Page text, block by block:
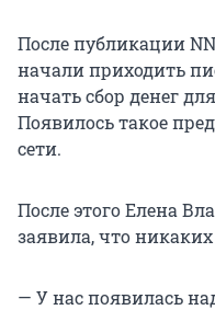
После публикации
начали приходить
начать сбор денег
Появилось такое
сети.
После этого Елена
заявила, что никаких
— У нас появилась